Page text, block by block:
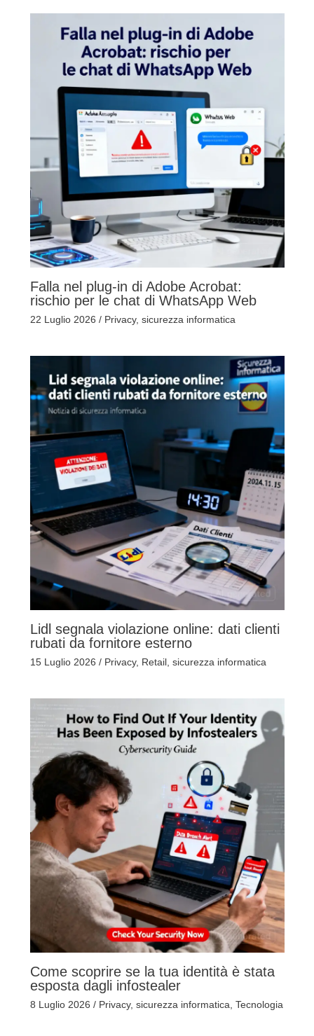
Falla nel plug-in di Adobe Acrobat:
rischio per le chat di WhatsApp Web
22 Luglio 2026 / Privacy, sicurezza informatica
Lidl segnala violazione online: dati clienti
rubati da fornitore esterno
15 Luglio 2026 / Privacy, Retail, sicurezza informatica
Come scoprire se la tua identità è stata
esposta dagli infostealer
8 Luglio 2026 / Privacy, sicurezza informatica Tecnologia